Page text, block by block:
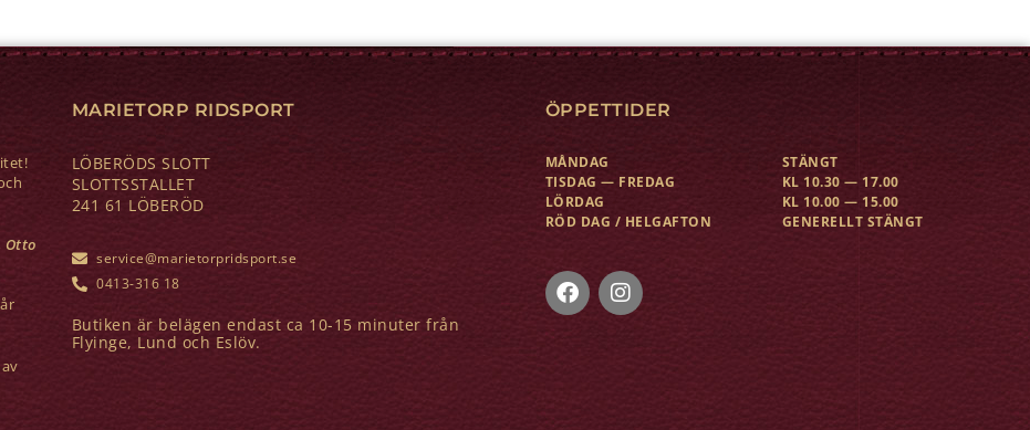
Otto
MARIETORP RIDSPORT
LÖBERÖDS SLOTT
SLOTTSSTALLET
241 61 LÖBERÖD
service@marietorpridsport.se
0413-316 18
Butiken är belägen endast ca 10-15 minuter från
Flyinge, Lund och Eslöv.
ÖPPETTIDER
MÅNDAG
TISDAG — FREDAG
LÖRDAG
RÖD DAG / HELGAFTON
STÄNGT
KL 10.30 — 17.00
KL 10.00 — 15.00
GENERELLT STÄNGT